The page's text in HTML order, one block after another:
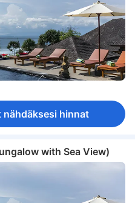
nähdäksesi hinnat
with Sea View)